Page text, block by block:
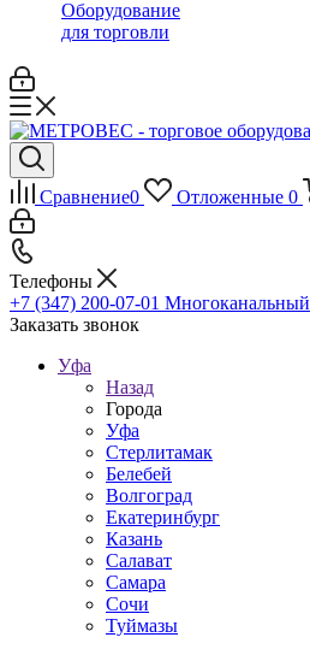
Оборудование
для торговли
Сравнение0 Отложенные 0
Телефоны
+7 (347) 200-07-01 Многоканальный
Заказать звонок
Уфа
Назад
Города
Уфа
Стерлитамак
Белебей
Волгоград
Екатеринбург
Казань
Салават
Самара
Сочи
Туймазы